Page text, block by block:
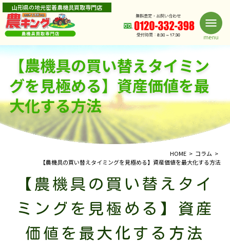
山形県の地元密着農機具買取専門店
【農機具の買い替えタイミン
グを見極める】資産価値を最
大化する方法
HOME
コラム
【農機具の買い替えタイミングを見極める】資産価値を最大化する方法
【農機具の買い替えタイ
ミングを見極める】資産
価値を最大化する方法